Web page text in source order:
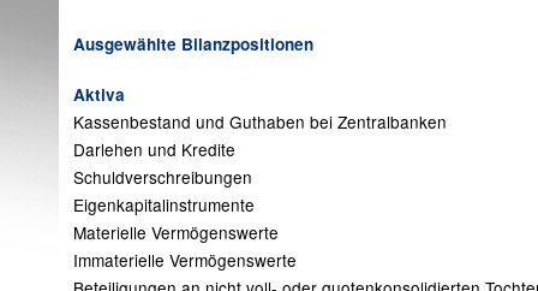
Ausgewählte Bilanzpositionen
Aktiva
Kassenbestand und Guthaben bei Zentralbanken
Darlehen und Kredite
Schuldverschreibungen
Eigenkapitalinstrumente
Materielle Vermögenswerte
Immaterielle Vermögenswerte